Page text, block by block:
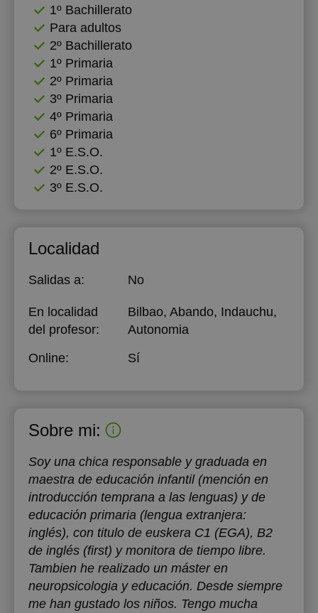
1º Bachillerato
Para adultos
2º Bachillerato
1º Primaria
2º Primaria
3º Primaria
4º Primaria
6º Primaria
1º E.S.O.
2º E.S.O.
3º E.S.O.
Localidad
Salidas a: No
En localidad
del profesor:
Bilbao, Abando, Indauchu,
Autonomia
Online:
Sí
Sobre mi:
Soy una chica responsable y graduada en
maestra de educación infantil (mención en
introducción temprana a las lenguas) y de
educación primaria (lengua extranjera:
inglés), con titulo de euskera C1 (EGA), B2
de inglés (first) y monitora de tiempo libre.
Tambien he realizado un máster en
neuropsicologia y educación. Desde siempre
me han gustado los niños. Tengo mucha
19:00
19:30
20:00
20:30
21:00